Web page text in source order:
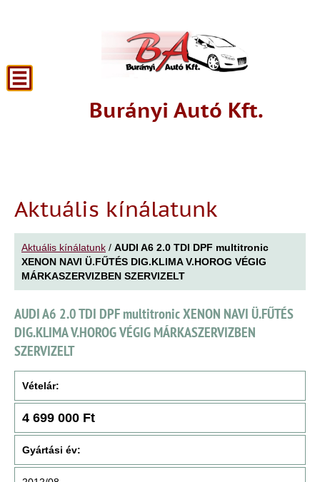
Burányi Autó Kft.
Aktuális kínálatunk
Aktuális kínálatunk / AUDI A6 2.0 TDI DPF multitronic
XENON NAVI Ü.FŰTÉS DIG.KLIMA V.HOROG VÉGIG
MÁRKASZERVIZBEN SZERVIZELT
AUDI A6 2.0 TDI DPF multitronic XENON NAVI Ü.FŰTÉS
DIG.KLIMA V.HOROG VÉGIG MÁRKASZERVIZBEN
SZERVIZELT
Vételár:
4 699 000 Ft
Gyártási év: